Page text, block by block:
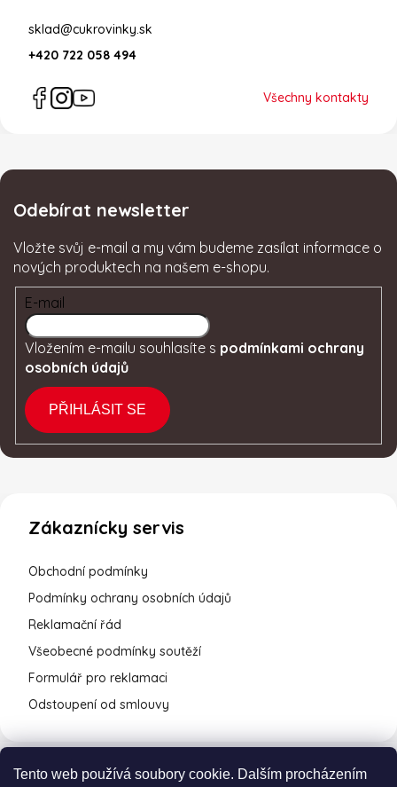
Tento web používá soubory cookie. Dalším procházením
sklad@cukrovinky.sk
+420 722 058 494
Všechny kontakty
Odebírat newsletter
Vložte svůj e-mail a my vám budeme zasílat informace o
nových produktech na našem e-shopu.
E-mail
Vložením e-mailu souhlasíte s podmínkami ochrany
osobních údajů
PŘIHLÁSIT SE
Zákaznícky servis
Obchodní podmínky
Podmínky ochrany osobních údajů
Reklamační řád
Všeobecné podmínky soutěží
Formulář pro reklamaci
Odstoupení od smlouvy